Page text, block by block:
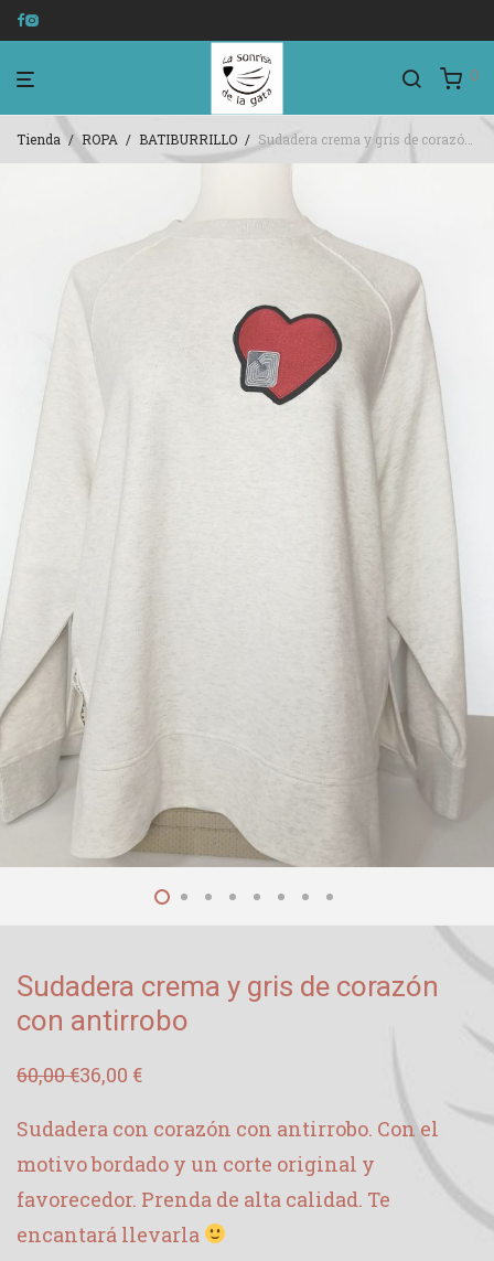
0
Tienda / ROPA / BATIBURRILLO / Sudadera crema y gris de corazón con antirrobo
Sudadera crema y gris de corazón
con antirrobo
60,00€
El
era:
60,00 €.
36,00 €
El
es:
36,00 €.
Sudadera con corazón con antirrobo. Con el
motivo bordado y un corte original y
favorecedor. Prenda de alta calidad. Te
encantará llevarla